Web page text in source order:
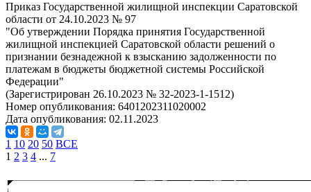
Приказ Государственной жилищной инспекции Саратовской
области от 24.10.2023 № 97
"Об утверждении Порядка принятия Государственной
жилищной инспекцией Саратовской области решений о
признании безнадежной к взысканию задолженности по
платежам в бюджеты бюджетной системы Российской
Федерации"
(Зарегистрирован 26.10.2023 № 32-2023-1-1512)
Номер опубликования: 6401202311020002
Дата опубликования: 02.11.2023
1 10 20 50 ВСЕ
1 2 3 4 ... 7